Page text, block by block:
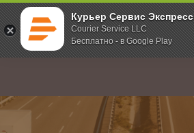
Курьер Сервис Экспресс
Courier Service LLC
Бесплатно - в Google Play
; Главная О компании Новости